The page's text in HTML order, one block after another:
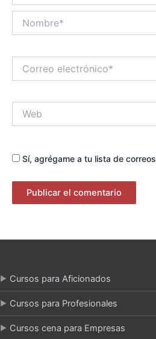
electrónico*
Sí, agrégame a tu lista de correos
Cursos para Aficionados
Cursos para Profesionales
Cursos cena para Empresas